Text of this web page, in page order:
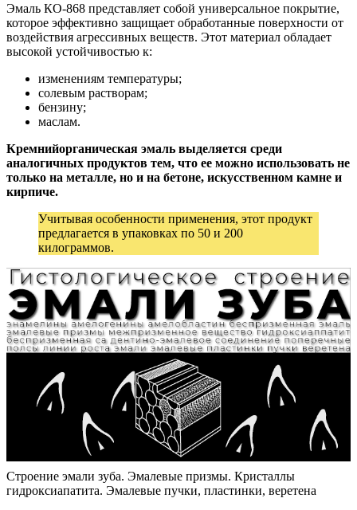
Эмаль КО-868 представляет собой универсальное покрытие,
которое эффективно защищает обработанные поверхности от
воздействия агрессивных веществ. Этот материал обладает
высокой устойчивостью к:
изменениям температуры;
солевым растворам;
бензину;
маслам.
Кремнийорганическая эмаль выделяется среди
аналогичных продуктов тем, что ее можно использовать не
только на металле, но и на бетоне, искусственном камне и
кирпиче.
Учитывая особенности применения, этот продукт
предлагается в упаковках по 50 и 200
килограммов.
Строение эмали зуба. Эмалевые призмы. Кристаллы
гидроксиапатита. Эмалевые пучки, пластинки, веретена